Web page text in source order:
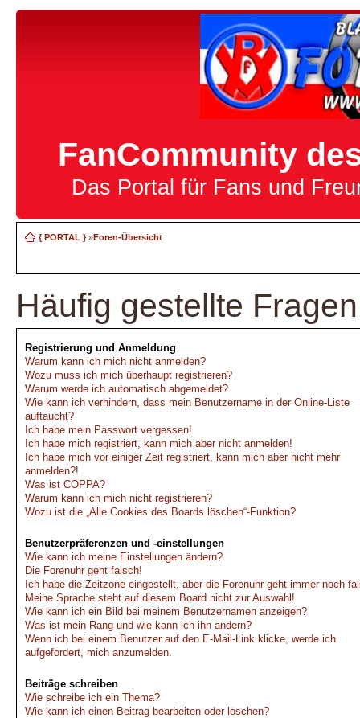
FanCommunity
Das Portal für Fans und
{ PORTAL }»Foren-Übersicht
Häufig gestellte Fragen
Registrierung und Anmeldung
Warum kann ich mich nicht anmelden?
Wozu muss ich mich überhaupt registrieren?
Warum werde ich automatisch abgemeldet?
Wie kann ich verhindern, dass mein Benutzername in der Online-Liste
auftaucht?
Ich habe mein Passwort vergessen!
Ich habe mich registriert, kann mich aber nicht anmelden!
Ich habe mich vor einiger Zeit registriert, kann mich aber nicht mehr
anmelden?!
Was ist COPPA?
Warum kann ich mich nicht registrieren?
Wozu ist die „Alle Cookies des Boards löschen“-Funktion?
Benutzerpräferenzen und -einstellungen
Wie kann ich meine Einstellungen ändern?
Die Forenuhr geht falsch!
Ich habe die Zeitzone eingestellt, aber die Forenuhr geht immer noch
Meine Sprache steht auf diesem Board nicht zur Auswahl!
Wie kann ich ein Bild bei meinem Benutzernamen anzeigen?
Was ist mein Rang und wie kann ich ihn ändern?
Wenn ich bei einem Benutzer auf den E-Mail-Link klicke, werde ich
aufgefordert, mich anzumelden.
Beiträge schreiben
Wie schreibe ich ein Thema?
Wie kann ich einen Beitrag bearbeiten oder löschen?